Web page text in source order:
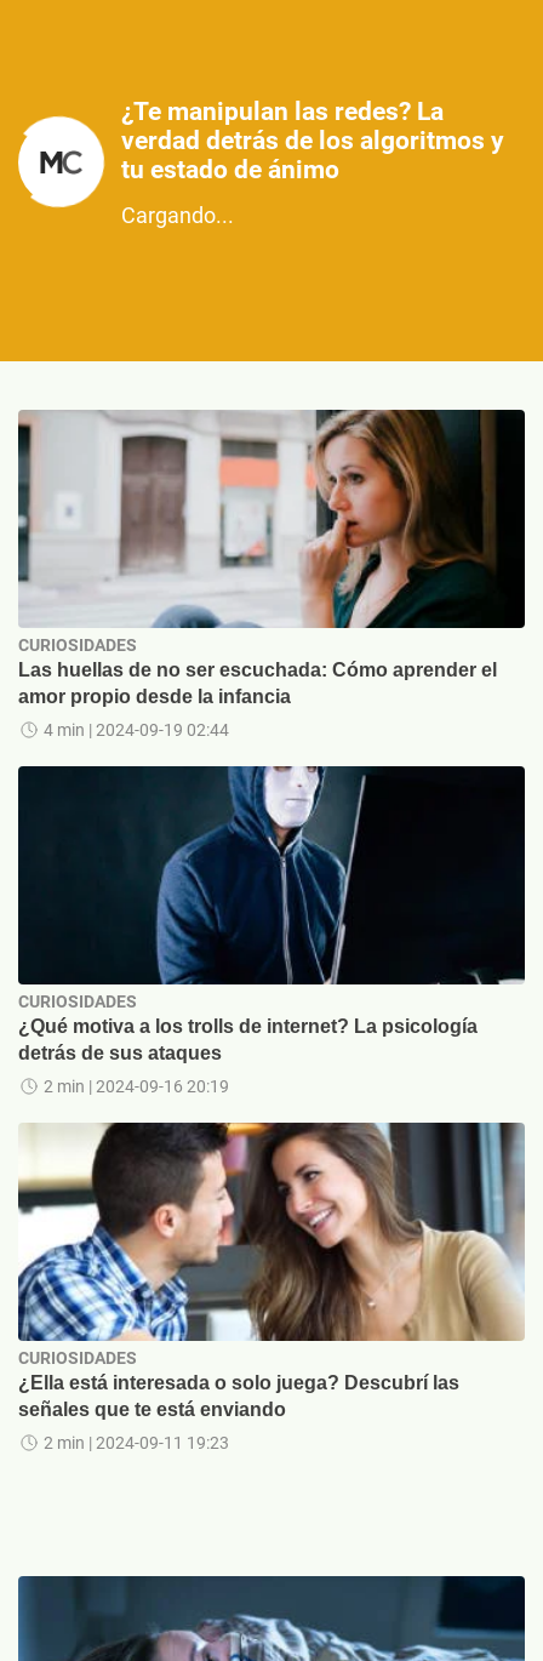
¿Te manipulan las redes? La
verdad detrás de los algoritmos y
tu estado de ánimo
Cargando...
CURIOSIDADES
Las huellas de no ser escuchada: Cómo aprender el
amor propio desde la infancia
4 min | 2024-09-19 02:44
CURIOSIDADES
¿Qué motiva a los trolls de internet? La psicología
detrás de sus ataques
2 min | 2024-09-16 20:19
CURIOSIDADES
¿Ella está interesada o solo juega? Descubrí las
señales que te está enviando
2 min | 2024-09-11 19:23